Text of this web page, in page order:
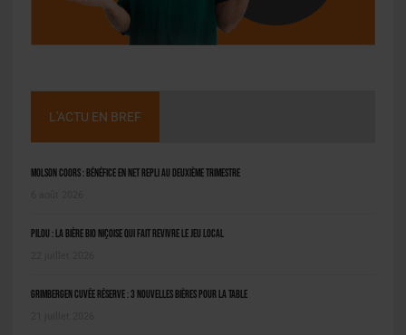
L'ACTU EN BREF
Molson Coors : bénéfice en net repli au deuxième trimestre
Pilou : la bière bio niçoise qui fait revivre le jeu local
Grimbergen Cuvée Réserve : 3 nouvelles bières pour la table